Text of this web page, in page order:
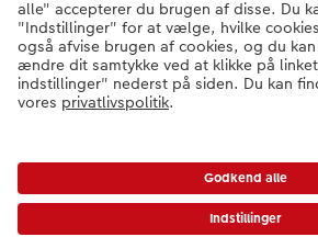
Fotoprodukter
Andre produkter
Kontakt kundeservice:78 79 78 07- Man-fre:
20:00 (undtagen